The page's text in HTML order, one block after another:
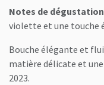
Notes de dégustation
violette et une touche
Bouche élégante et
matière délicate et
2023.